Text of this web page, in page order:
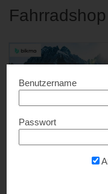
Fahrradshop
Benutzername
Passwort